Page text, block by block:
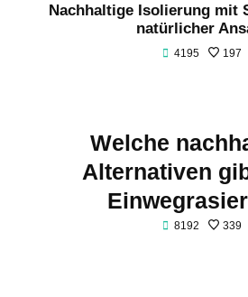
Nachhaltige Isolierung mit
natürlicher
4195 197
Welche
Alternativen
8192 339